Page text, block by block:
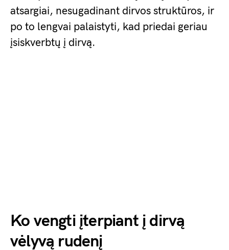
atsargiai, nesugadinant dirvos struktūros, ir
po to lengvai palaistyti, kad priedai geriau
įsiskverbtų į dirvą.
Ko vengti įterpiant į dirvą
vėlyvą rudenį